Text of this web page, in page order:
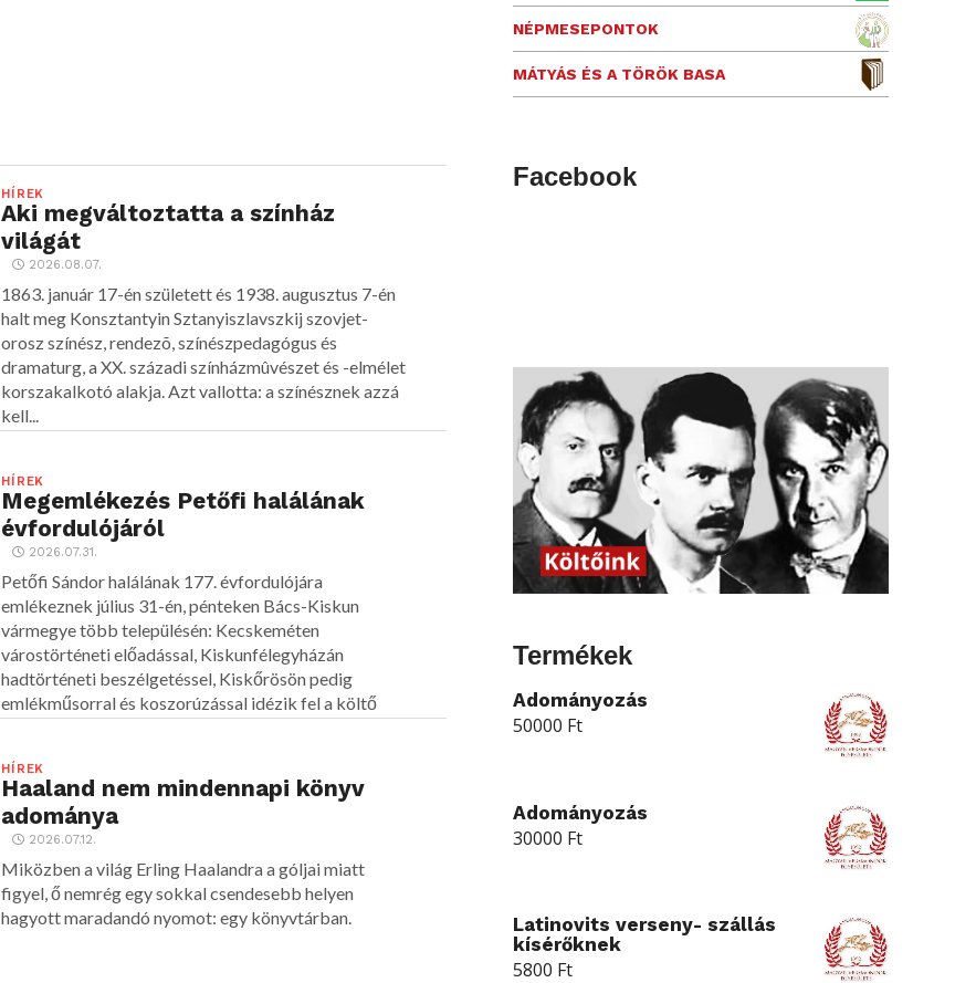
HÍREK
Aki megváltoztatta a színház
világát
2026.08.07.
1863. január 17-én született és 1938. augusztus 7-én
halt meg Konsztantyin Sztanyiszlavszkij szovjet-
orosz színész, rendezõ, színészpedagógus és
dramaturg, a XX. századi színházmûvészet és -elmélet
korszakalkotó alakja. Azt vallotta: a színésznek azzá
kell...
HÍREK
Megemlékezés Petőfi halálának
évfordulójáról
2026.07.31.
Petőfi Sándor halálának 177. évfordulójára
emlékeznek július 31-én, pénteken Bács-Kiskun
vármegye több településén: Kecskeméten
várostörténeti előadással, Kiskunfélegyházán
hadtörténeti beszélgetéssel, Kiskőrösön pedig
emlékműsorral és koszorúzással idézik fel a költő
HÍREK
Haaland nem mindennapi könyv
adománya
2026.07.12.
Miközben a világ Erling Haalandra a góljai miatt
figyel, ő nemrég egy sokkal csendesebb helyen
hagyott maradandó nyomot: egy könyvtárban.
NÉPMESEPONTOK
MÁTYÁS ÉS A TÖRÖK BASA
Facebook
Termékek
Adományozás
50000 Ft
Adományozás
30000 Ft
Latinovits verseny- szállás
kísérőknek
5800 Ft